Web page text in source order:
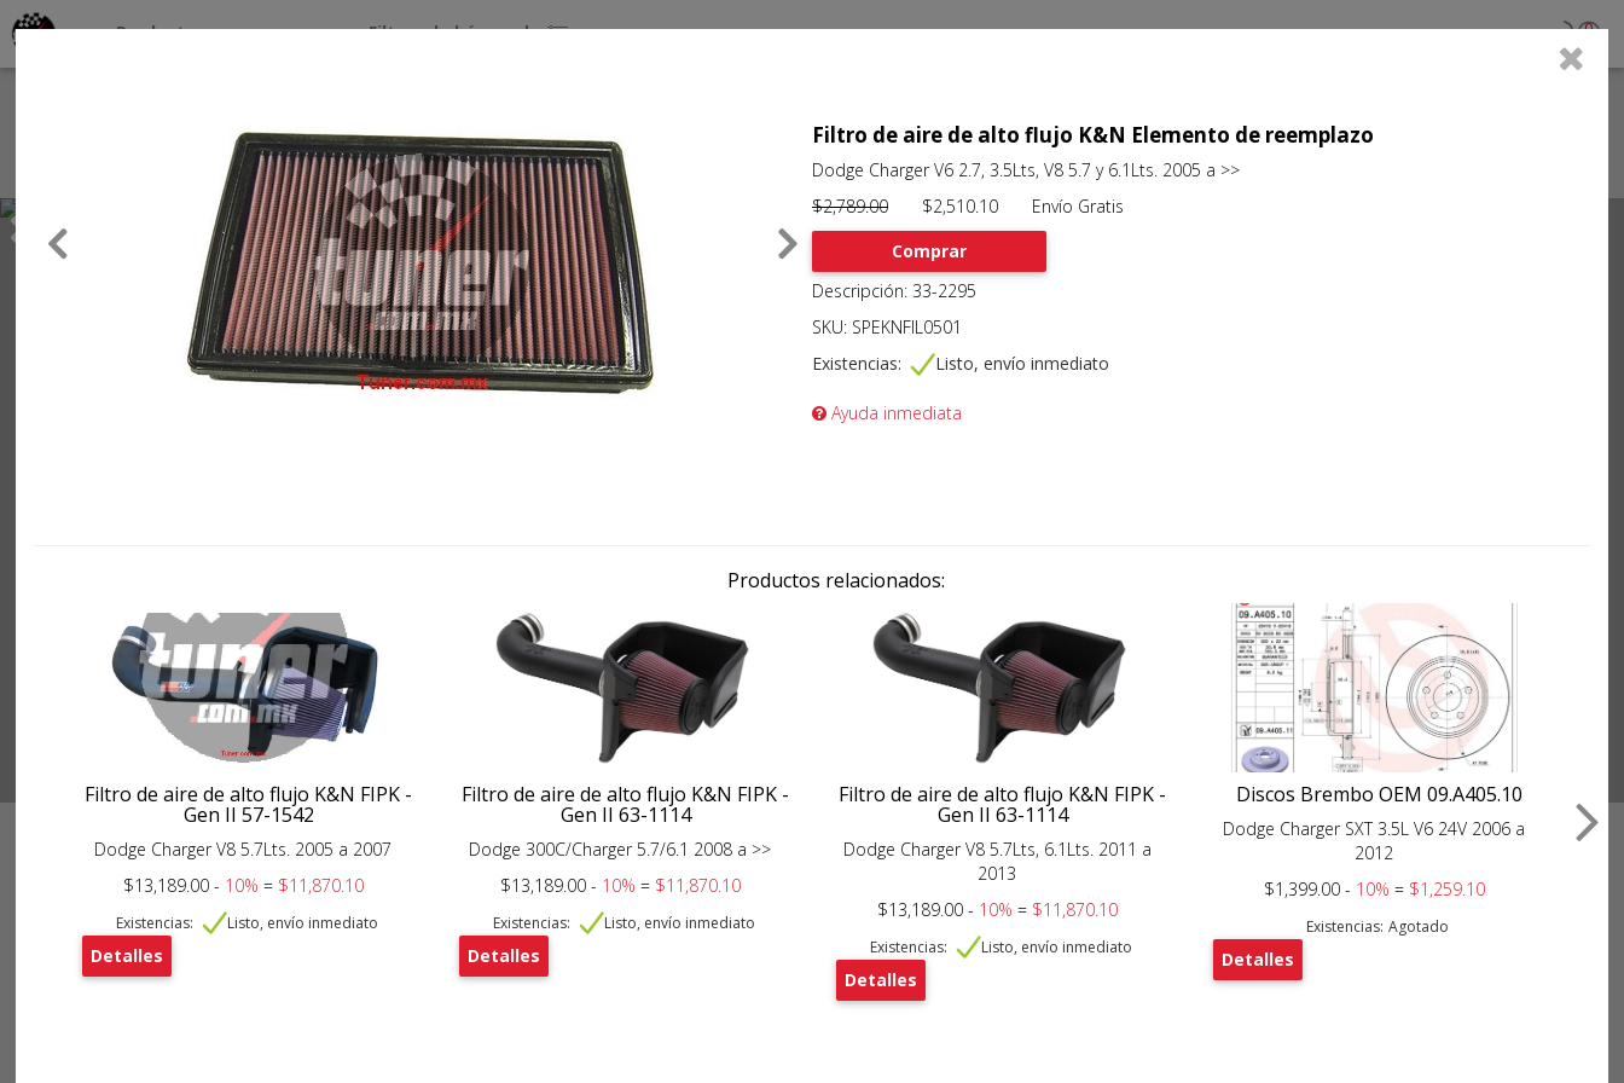
Clients
Productos por marcas Filtros de búsqueda 0
Previous
Filtro de aire de alto flujo K&N Elemento de reemplazo
Dodge Charger V6 2.7, 3.5Lts, V8 5.7 y 6.1Lts. 2005 a >>
$2,789.00$2,510.10 Envío Gratis
Comprar
Descripción: 33-2295
SKU: SPEKNFIL0501
Existencias:
Listo, envío inmediato
Ayuda inmediata
Productos relacionados:
Filtro de aire de alto flujo K&N FIPK -
Gen II 57-1542
Dodge Charger V8 5.7Lts. 2005 a 2007
$13,189.00 - 10% = $11,870.10
Existencias: Listo, envío inmediato
Detalles
Filtro de aire de alto flujo K&N FIPK -
Gen II 63-1114
Dodge 300C/Charger 5.7/6.1 2008 a >>
$13,189.00 - 10% = $11,870.10
Existencias: Listo, envío inmediato
Detalles
Filtro de aire de alto flujo K&N FIPK -
Gen II 63-1114
Dodge Charger V8 5.7Lts, 6.1Lts. 2011 a
2013
$13,189.00 - 10% = $11,870.10
Existencias: Listo, envío inmediato
Detalles
Discos Brembo OEM 09.A405.10
Dodge Charger SXT 3.5L V6 24V 2006 a
2012
$1,399.00 - 10% = $1,259.10
Existencias: Agotado
Detalles